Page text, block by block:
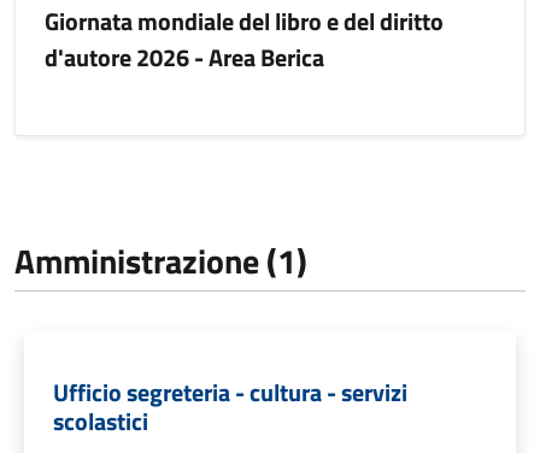
Giornata mondiale del libro e del diritto
d'autore 2026 - Area Berica
Amministrazione (1)
Ufficio segreteria - cultura - servizi
scolastici